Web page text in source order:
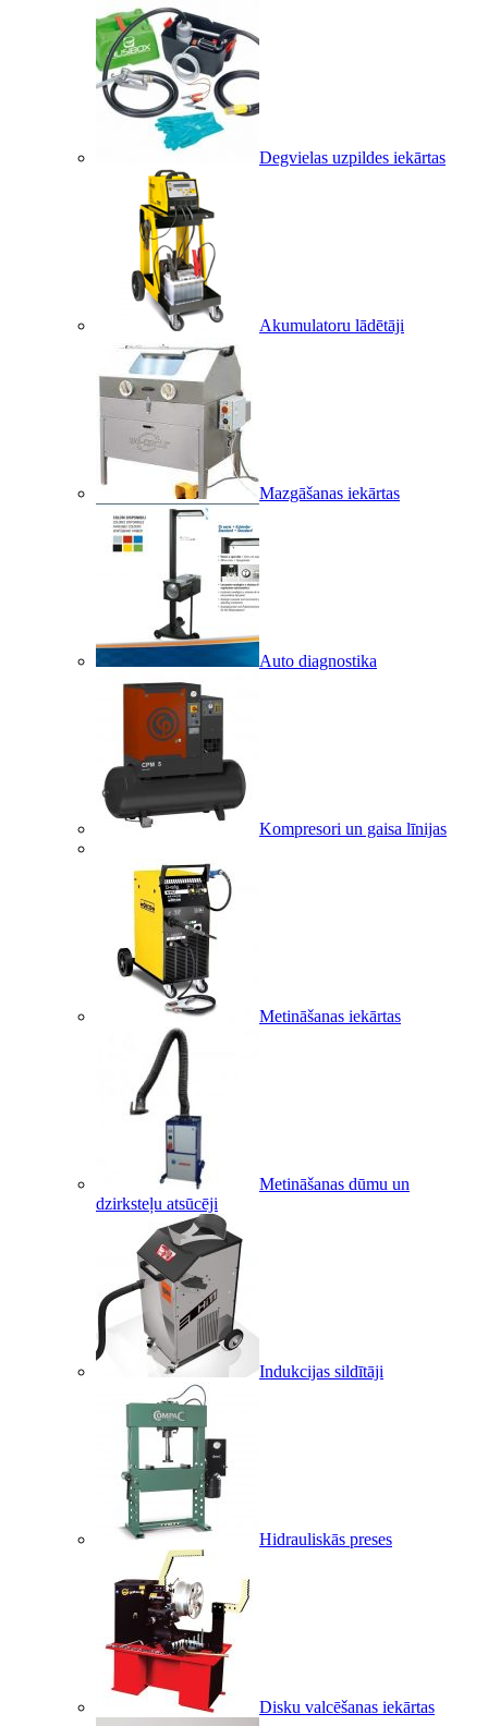
Degvielas uzpildes iekārtas
Akumulatoru lādētāji
Mazgāšanas iekārtas
Auto diagnostika
Kompresori un gaisa līnijas
Metināšanas iekārtas
Metināšanas dūmu un
dzirksteļu atsūcēji
Indukcijas sildītāji
Hidrauliskās preses
Disku valcēšanas iekārtas